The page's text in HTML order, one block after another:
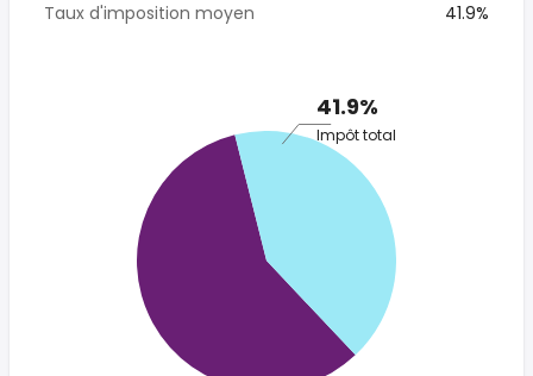
Taux d'imposition moyen
41.9%
41.9%
Impôt total